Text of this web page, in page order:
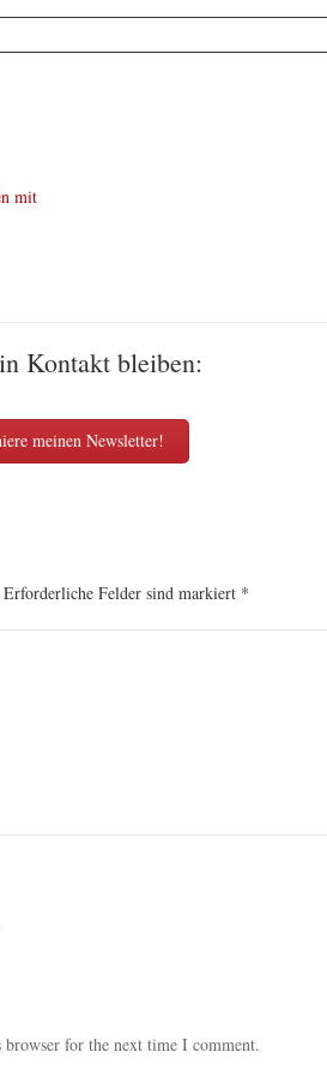
mit
Kontakt bleiben:
meinen Newsletter!
Felder sind markiert *
for the next time I comment.